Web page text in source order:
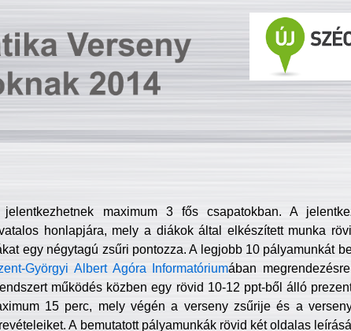
maximum 3 fős csapatokban. A
honlapjára, mely a diákok által elkészített munka
egy négytagú zsűri pontozza. A legjobb 10 pályamunkát
Györgyi Albert Agóra Informatóriumában
működés közben egy rövid 10-12 ppt-ből álló
15 perc, mely végén a verseny zsűrije és a
A bemutatott pályamunkák rövid két oldalas